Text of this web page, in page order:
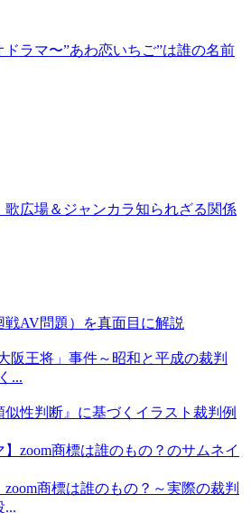
ドラマ〜”あわ恋いちご”は誰の名前
歌広場＆ジャンカラ知られざる関係
AV問題）を真面目に解説
阪王将」事件～昭和と平成の裁判
...
性判断』に基づくイラスト裁判例
zoom商標は誰のもの？～実際の裁判
...